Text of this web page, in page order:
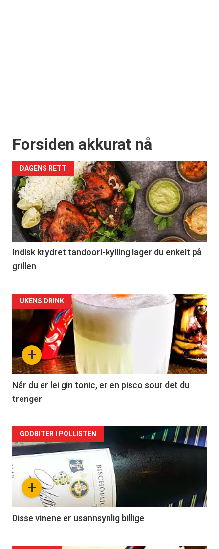
Forsiden akkurat nå
DAGENS RETT
Indisk krydret tandoori-kylling lager du enkelt på
grillen
Forsiden
akkurat
nå
-
2
+
UKENS DRINK
Når du er lei gin tonic, er en pisco sour det du
trenger
Forsiden
akkurat
nå
3
+
GODBITER I POLLISTEN
Disse vinene er usannsynlig billige